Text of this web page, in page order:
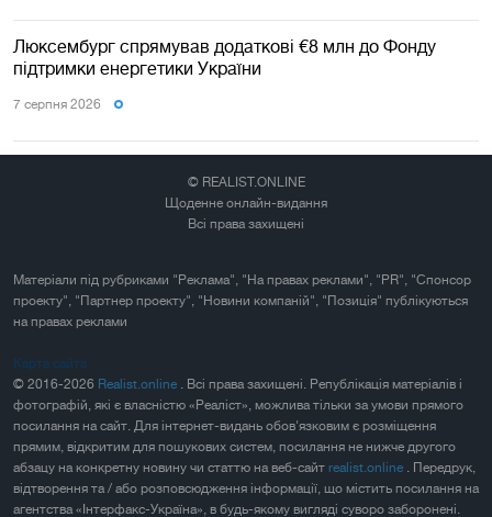
Люксембург спрямував додаткові €8 млн до Фонду
підтримки енергетики України
7 серпня 2026
© REALIST.ONLINE
Щоденне онлайн-видання
Всі права захищені
Матеріали під рубриками "Реклама", "На правах реклами", "PR", "Спонсор
проекту", "Партнер проекту", "Новини компаній", "Позиція" публікуються
на правах реклами
Карта сайта
© 2016-2026 Realist.online
. Всі права захищені. Републікація матеріалів і
фотографій, які є власністю «Реаліст», можлива тільки за умови прямого
посилання на сайт. Для інтернет-видань обов'язковим є розміщення
прямим, відкритим для пошукових систем, посилання не нижче другого
абзацу на конкретну новину чи статтю на веб-сайт realist.online
. Передрук,
відтворення та / або розповсюдження інформації, що містить посилання на
агентства «Інтерфакс-Україна», в будь-якому вигляді суворо заборонені.